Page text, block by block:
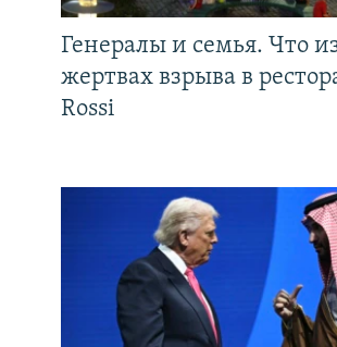
Генералы и семья. Что
жертвах взрыва в
Rossi